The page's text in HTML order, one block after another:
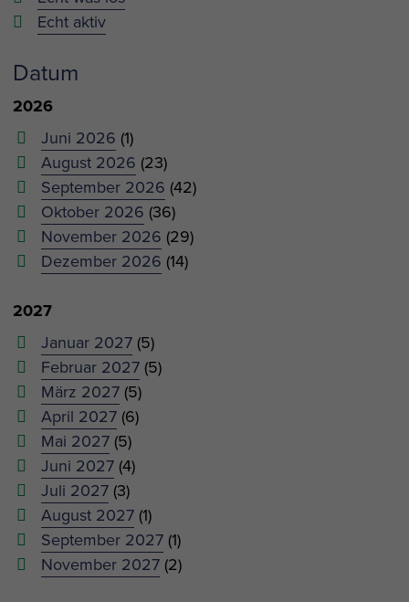
Echt aktiv
Datum
2026
Juni 2026 (1)
August 2026 (23)
September 2026 (42)
Oktober 2026 (36)
November 2026 (29)
Dezember 2026 (14)
2027
Januar 2027 (5)
Februar 2027 (5)
März 2027 (5)
April 2027 (6)
Mai 2027 (5)
Juni 2027 (4)
Juli 2027 (3)
August 2027 (1)
September 2027 (1)
November 2027 (2)